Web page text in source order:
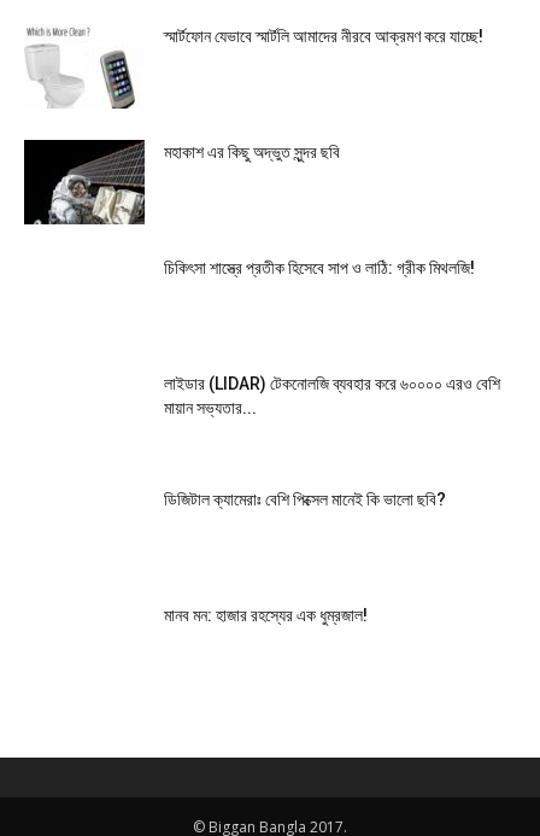
স্মার্টফোন যেভাবে স্মার্টলি আমাদের নীরবে আক্রমণ করে যাচ্ছে!
মহাকাশ এর কিছু অদ্ভুত সুন্দর ছবি
চিকিৎসা শাস্ত্রে প্রতীক হিসেবে সাপ ও লাঠি: গ্রীক মিথলজি!
লাইডার (LIDAR) টেকনোলজি ব্যবহার করে ৬০০০০ এরও বেশি
মায়ান সভ্যতার...
ডিজিটাল ক্যামেরাঃ বেশি পিক্সেল মানেই কি ভালো ছবি?
মানব মন: হাজার রহস্যের এক ধুম্রজাল!
© Biggan Bangla 2017.